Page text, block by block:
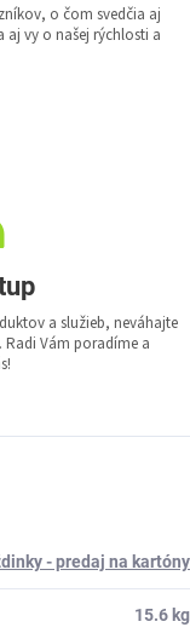
o čom svedčia aj
aj vy o našej rýchlosti a
a služieb, neváhajte
Vám poradíme a
- predaj na kartóny
15.6 kg